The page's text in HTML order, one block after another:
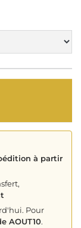
à partir
Pour
AOUT10.